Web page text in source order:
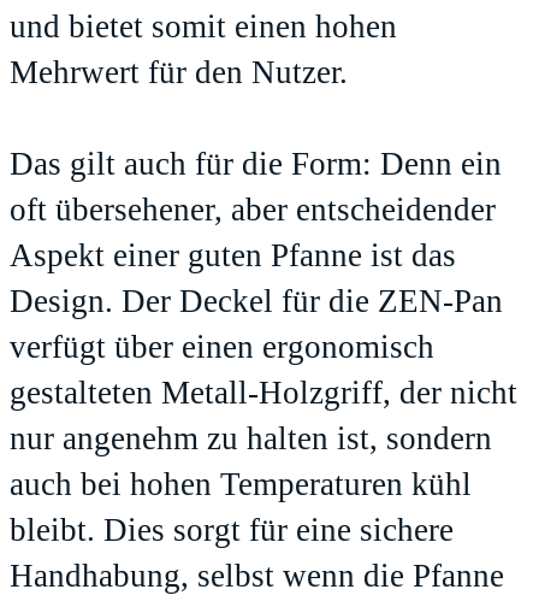
und bietet somit einen hohen
Mehrwert für den Nutzer.
Das gilt auch für die Form: Denn ein
oft übersehener, aber entscheidender
Aspekt einer guten Pfanne ist das
Design. Der Deckel für die ZEN-Pan
verfügt über einen ergonomisch
gestalteten Metall-Holzgriff, der nicht
nur angenehm zu halten ist, sondern
auch bei hohen Temperaturen kühl
bleibt. Dies sorgt für eine sichere
Handhabung, selbst wenn die Pfanne